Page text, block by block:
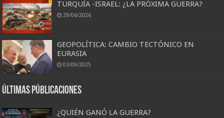
TURQUÍA -ISRAEL: ¿LA PRÓXIMA GUERRA?
29/06/2026
GEOPOLÍTICA: CAMBIO TECTÓNICO EN
EURASIA
03/09/2025
Últimas Públicaciones
¿QUIÉN GANÓ LA GUERRA?